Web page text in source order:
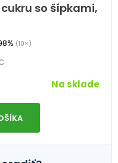
so šípkami,
(10×)
Na sklade